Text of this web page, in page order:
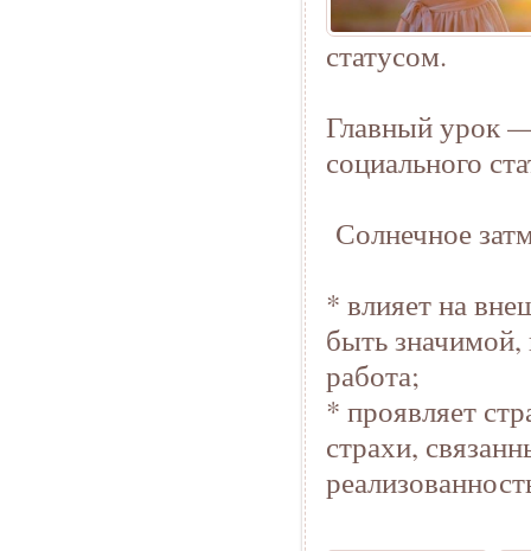
статусом.
Главный урок —
социального
Солнечное
* влияет на
быть
работа;
* проявляет
страхи,